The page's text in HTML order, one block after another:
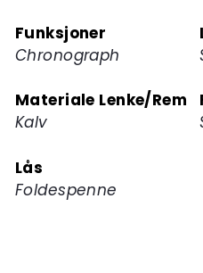
Funksjoner
Chronograph
Materiale Lenke/Rem
Kalv
Lås
Foldespenne